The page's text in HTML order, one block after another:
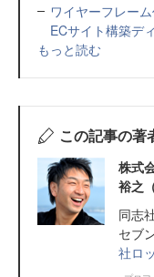
ワイヤーフレー
ECサイト構築デ
もっと読む
この記事の著
株式
裕之
同志
セブ
社ロ